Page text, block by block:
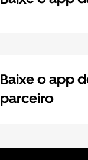
Baixe o app
parceiro